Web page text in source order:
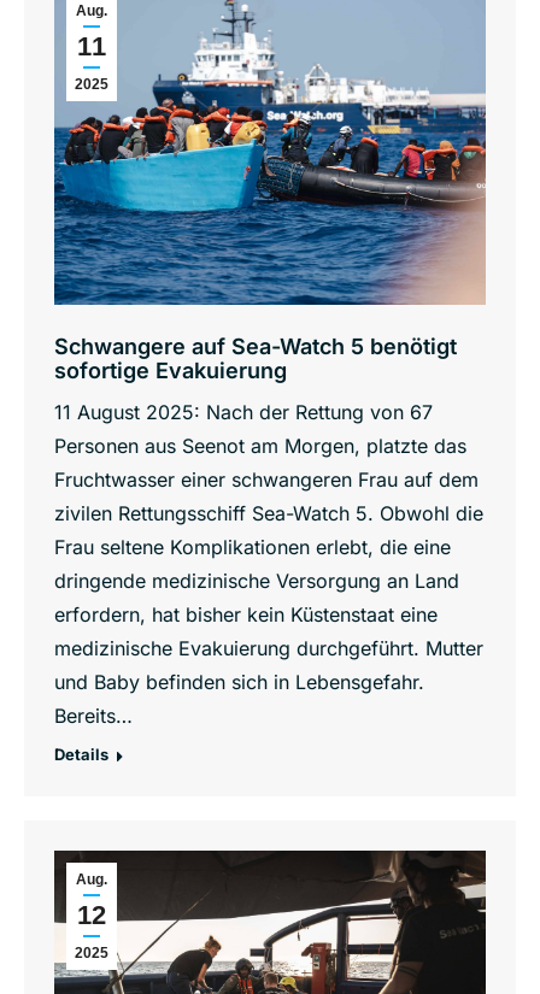
Aug.
11
2025
Schwangere auf Sea-Watch 5 benötigt
sofortige Evakuierung
11 August 2025: Nach der Rettung von 67
Personen aus Seenot am Morgen, platzte das
Fruchtwasser einer schwangeren Frau auf dem
zivilen Rettungsschiff Sea-Watch 5. Obwohl die
Frau seltene Komplikationen erlebt, die eine
dringende medizinische Versorgung an Land
erfordern, hat bisher kein Küstenstaat eine
medizinische Evakuierung durchgeführt. Mutter
und Baby befinden sich in Lebensgefahr.
Bereits…
Details
Aug.
12
2025